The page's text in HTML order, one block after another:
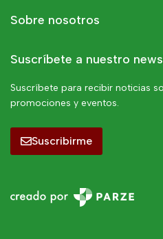
Sobre nosotros
Suscríbete a nuestro
Suscríbete para recibir noticias
promociones y eventos.
Suscribirme